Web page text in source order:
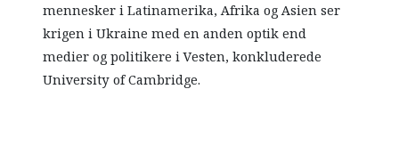
mennesker i Latinamerika, Afrika og Asien ser
krigen i Ukraine med en anden optik end
medier og politikere i Vesten, konkluderede
University of Cambridge.